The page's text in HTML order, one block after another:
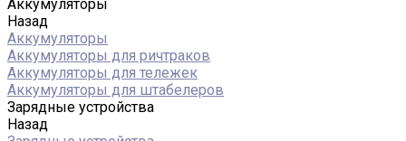
Аккумуляторы
Назад
Аккумуляторы
Аккумуляторы для ричтраков
Аккумуляторы для тележек
Аккумуляторы для штабелеров
Зарядные устройства
Назад